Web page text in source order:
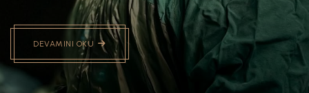
dökmeye başladı. Bu tutkusu yıllar geçtikçe çoğalarak
devam ediyor. İlk rol modeli, kendisi gibi doktor olan
babasıdır. En başta sanata olan ilgisi ve babasından
kaynaklı olarak yakından tanıma fırsatı bulduğu tıp
DEVAMINI OKU